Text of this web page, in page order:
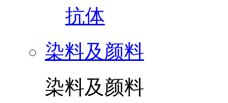
抗体
染料及颜料
染料及颜料